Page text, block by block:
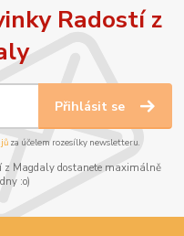
Radostí z
Přihlásit se
za účelem rozesílky newsletteru.
z Magdaly dostanete maximálně
:o)